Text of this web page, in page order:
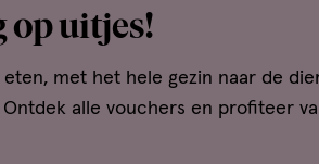
op uitjes!
eten, met het hele gezin naar de
alle vouchers en profiteer